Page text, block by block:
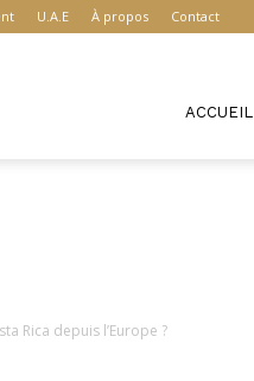
U.A.E À propos Contact
ACCUEIL
Rica depuis l’Europe ?